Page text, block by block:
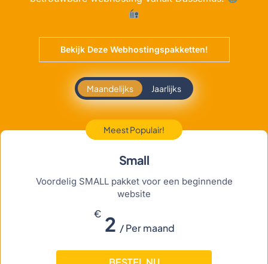
Bekijk Deze Webhostingspakketten!
Maandelijks Jaarlijks
Meest Populair!
Small
Voordelig SMALL pakket voor een beginnende
website
€2 / Per maand